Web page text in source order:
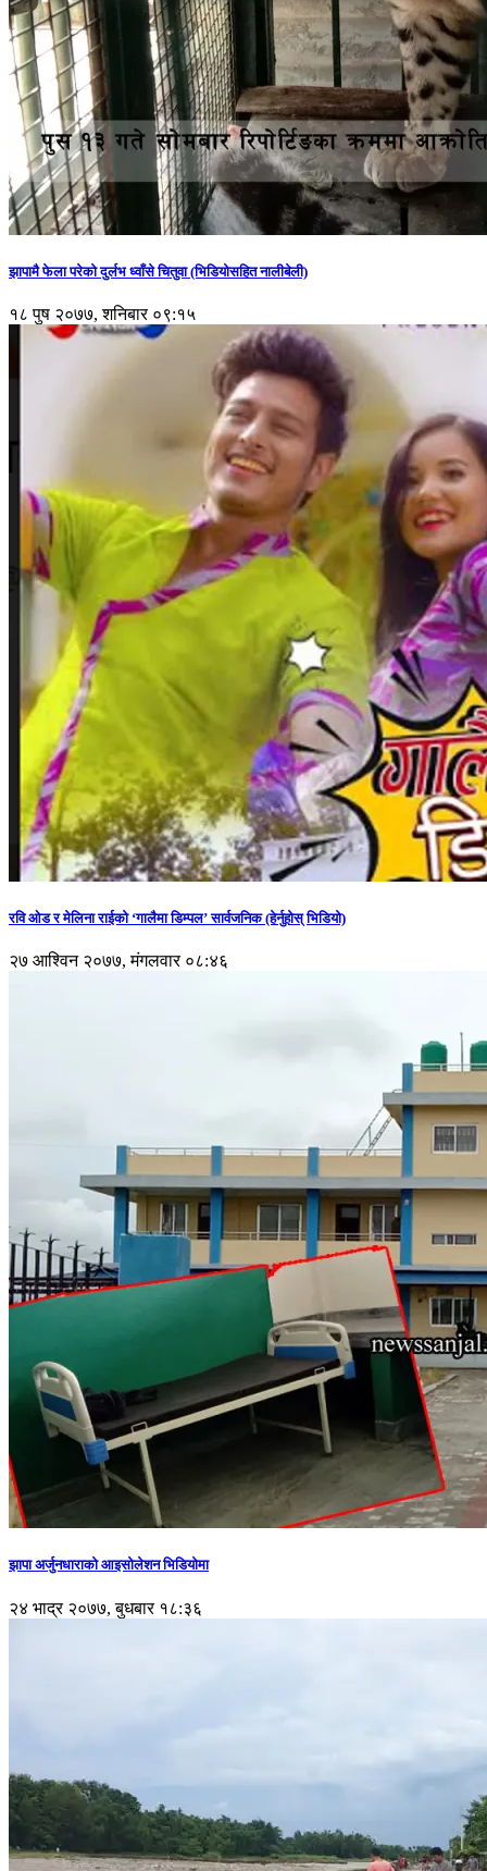
झापामै फेला परेको दुर्लभ ध्वाँसे चितुवा (भिडियोसहित नालीबेली)
१८ पुष २०७७, शनिबार ०९:१५
रवि ओड र मेलिना राईको ‘गालैमा डिम्पल’ सार्वजनिक (हेर्नुहोस् भिडियो)
२७ आश्विन २०७७, मंगलवार ०८:४६
झापा अर्जुनधाराको आइसोलेशन भिडियोमा
२४ भाद्र २०७७, बुधबार १८:३६